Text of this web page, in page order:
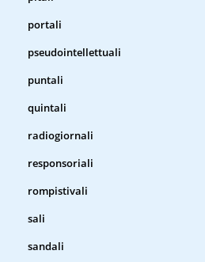
portali
pseudointellettuali
puntali
quintali
radiogiornali
responsoriali
rompistivali
sali
sandali